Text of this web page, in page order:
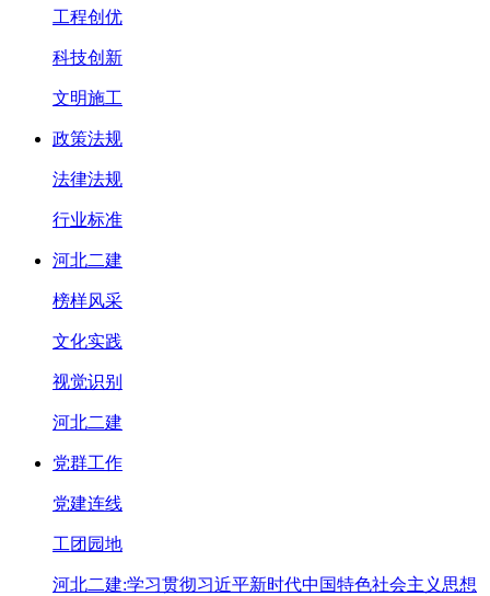
工程创优
科技创新
文明施工
政策法规
法律法规
行业标准
河北二建
榜样风采
文化实践
视觉识别
河北二建
党群工作
党建连线
工团园地
河北二建:学习贯彻习近平新时代中国特色社会主义思想